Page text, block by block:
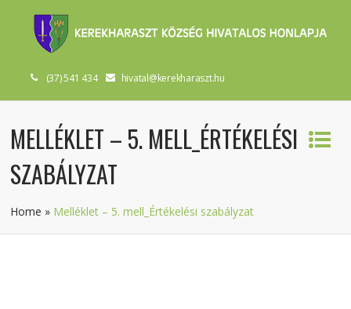
(37) 541 434 hivatal@kerekharaszt.hu
MELLÉKLET – 5. MELL_ÉRTÉKELÉSI
SZABÁLYZAT
Home » Melléklet – 5. mell_Értékelési szabályzat